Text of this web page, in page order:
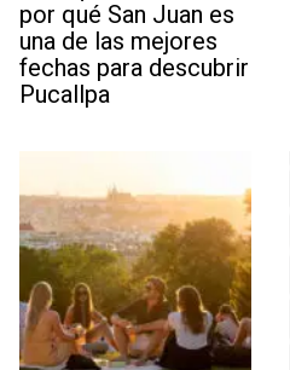
por qué San Juan es
una de las mejores
fechas para descubrir
Pucallpa